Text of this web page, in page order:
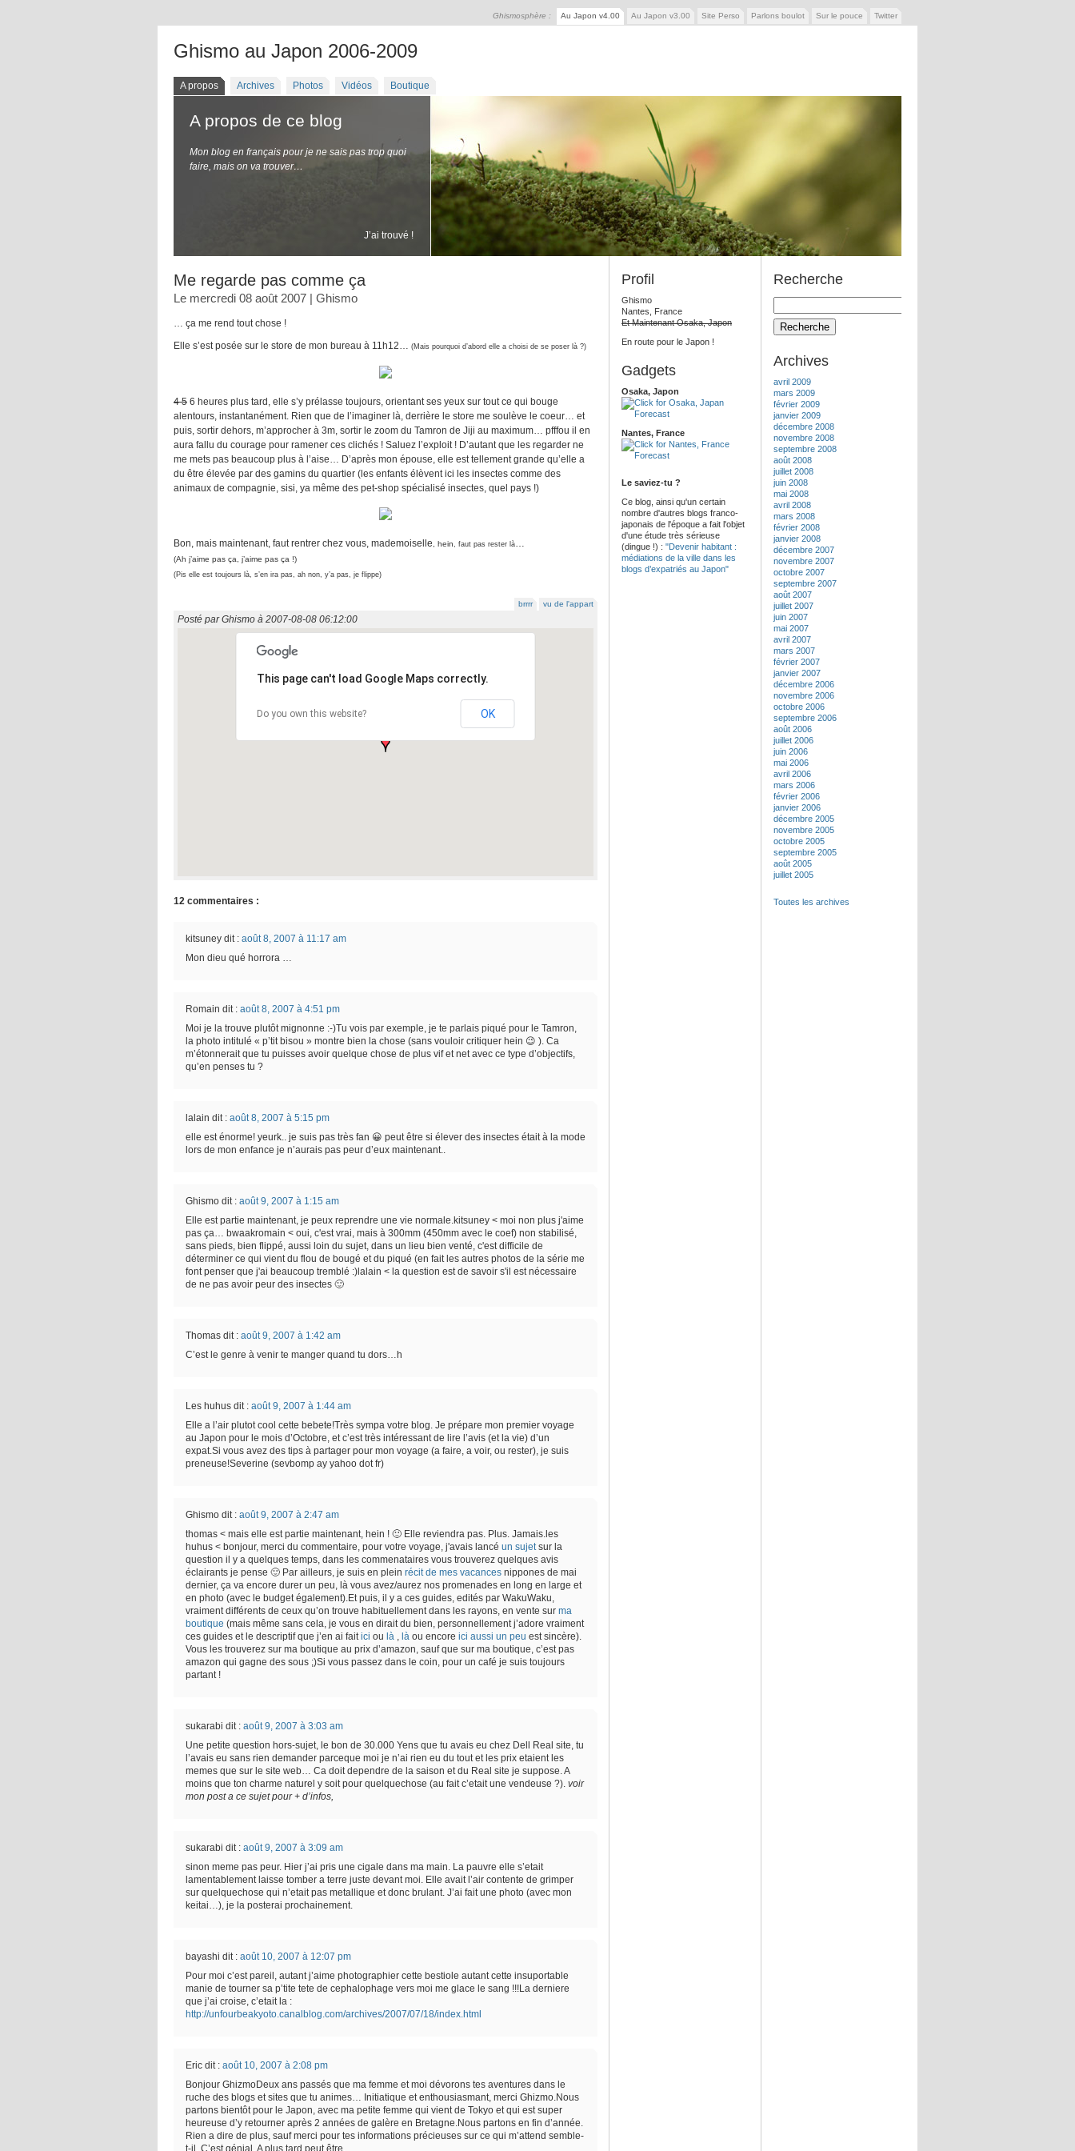
Ghismosphère : Au Japon v4.00 Au Japon v3.00 Site Perso Parlons boulot Sur le pouce Twitter
Ghismo au Japon 2006-2009
A propos Archives Photos Vidéos Boutique
A propos de ce blog
Mon blog en français pour je ne sais pas trop quoi
faire, mais on va trouver…
J’ai trouvé !
Me regarde pas comme ça
Le mercredi 08 août 2007 | Ghismo
… ça me rend tout chose !
Elle s’est posée sur le store de mon bureau à 11h12… (Mais pourquoi d’abord elle a choisi de se poser là ?)
4 5 6 heures plus tard, elle s’y prélasse toujours, orientant ses yeux sur tout ce qui bouge
alentours, instantanément. Rien que de l’imaginer là, derrière le store me soulève le coeur… et
puis, sortir dehors, m’approcher à 3m, sortir le zoom du Tamron de Jiji au maximum… pfffou il en
aura fallu du courage pour ramener ces clichés ! Saluez l’exploit ! D’autant que les regarder ne
me mets pas beaucoup plus à l’aise… D’après mon épouse, elle est tellement grande qu’elle a
du être élevée par des gamins du quartier (les enfants élèvent ici les insectes comme des
animaux de compagnie, sisi, ya même des pet-shop spécialisé insectes, quel pays !)
Bon, mais maintenant, faut rentrer chez vous, mademoiselle , hein, faut pas rester là…
(Ah j’aime pas ça, j’aime pas ça !)
(Pis elle est toujours là, s’en ira pas, ah non, y’a pas, je flippe)
brrrr vu de l'appart
Posté parGhismo à 2007-08-08 06:12:00
This page can't load Google Maps correctly.
Do you own this website? OK
12 commentaires :
kitsuney dit : août 8, 2007 à 11:17 am
Mon dieu qué horrora …
Romain dit : août 8, 2007 à 4:51 pm
Moi je la trouve plutôt mignonne :-)Tu vois par exemple, je te parlais piqué pour le Tamron,
la photo intitulé « p’tit bisou » montre bien la chose (sans vouloir critiquer hein 😉 ). Ca
m’étonnerait que tu puisses avoir quelque chose de plus vif et net avec ce type d’objectifs,
qu’en penses tu ?
lalain dit : août 8, 2007 à 5:15 pm
elle est énorme! yeurk.. je suis pas très fan 😀 peut être si élever des insectes était à la mode
lors de mon enfance je n’aurais pas peur d’eux maintenant..
Ghismo dit : août 9, 2007 à 1:15 am
Elle est partie maintenant, je peux reprendre une vie normale.kitsuney < moi non plus j'aime
pas ça… bwaakromain < oui, c'est vrai, mais à 300mm (450mm avec le coef) non stabilisé,
sans pieds, bien flippé, aussi loin du sujet, dans un lieu bien venté, c'est difficile de
déterminer ce qui vient du flou de bougé et du piqué (en fait les autres photos de la série me
font penser que j'ai beaucoup tremblé :)lalain < la question est de savoir s'il est nécessaire
de ne pas avoir peur des insectes 🙂
Thomas dit : août 9, 2007 à 1:42 am
C’est le genre à venir te manger quand tu dors…h
Les huhus dit : août 9, 2007 à 1:44 am
Elle a l’air plutot cool cette bebete!Très sympa votre blog. Je prépare mon premier voyage
au Japon pour le mois d’Octobre, et c’est très intéressant de lire l’avis (et la vie) d’un
expat.Si vous avez des tips à partager pour mon voyage (a faire, a voir, ou rester), je suis
preneuse!Severine (sevbomp ay yahoo dot fr)
Ghismo dit : août 9, 2007 à 2:47 am
thomas < mais elle est partie maintenant, hein ! 🙂 Elle reviendra pas. Plus. Jamais.les
huhus < bonjour, merci du commentaire, pour votre voyage, j'avais lancé un sujetsur la
question il y a quelques temps, dans les commenataires vous trouverez quelques avis
éclairants je pense 🙂 Par ailleurs, je suis en plein récit de mes vacances nippones de mai
dernier, ça va encore durer un peu, là vous avez/aurez nos promenades en long en large et
en photo (avec le budget également).Et puis, il y a ces guides, edités par WakuWaku,
vraiment différents de ceux qu’on trouve habituellement dans les rayons, en vente sur ma
boutique (mais même sans cela, je vous en dirait du bien, personnellement j’adore vraiment
ces guides et le descriptif que j’en ai faitici ou là , là ou encore ici aussi un peu est sincère).
Vous les trouverez sur ma boutique au prix d’amazon, sauf que sur ma boutique, c’est pas
amazon qui gagne des sous ;)Si vous passez dans le coin, pour un café je suis toujours
partant !
sukarabi dit : août 9, 2007 à 3:03 am
Une petite question hors-sujet, le bon de 30.000 Yens que tu avais eu chez Dell Real site, tu
l’avais eu sans rien demander parceque moi je n’ai rien eu du tout et les prix etaient les
memes que sur le site web… Ca doit dependre de la saison et du Real site je suppose. A
moins que ton charme naturel y soit pour quelquechose (au fait c’etait une vendeuse ?). voir
mon post a ce sujet pour + d’infos,
sukarabi dit : août 9, 2007 à 3:09 am
sinon meme pas peur. Hier j’ai pris une cigale dans ma main. La pauvre elle s’etait
lamentablement laisse tomber a terre juste devant moi. Elle avait l’air contente de grimper
sur quelquechose qui n’etait pas metallique et donc brulant. J’ai fait une photo (avec mon
keitai…), je la posterai prochainement.
bayashi dit : août 10, 2007 à 12:07 pm
Pour moi c’est pareil, autant j’aime photographier cette bestiole autant cette insuportable
manie de tourner sa p’tite tete de cephalophage vers moi me glace le sang !!!La derniere
que j’ai croise, c’etait la :
http://unfourbeakyoto.canalblog.com/archives/2007/07/18/index.html
Eric dit : août 10, 2007 à 2:08 pm
Bonjour GhizmoDeux ans passés que ma femme et moi dévorons tes aventures dans le
ruche des blogs et sites que tu animes… Initiatique et enthousiasmant, merci Ghizmo.Nous
partons bientôt pour le Japon, avec ma petite femme qui vient de Tokyo et qui est super
heureuse d’y retourner après 2 années de galère en Bretagne.Nous partons en fin d’année.
Rien a dire de plus, sauf merci pour tes informations précieuses sur ce qui m’attend semble-
t-il. C’est génial. A plus tard peut être.
Profil
Ghismo
Nantes, France
Et Maintenant Osaka, Japon
En route pour le Japon !
Gadgets
Osaka, Japon
Nantes, France
Le saviez-tu ?
Ce blog, ainsi qu'un certain
nombre d'autres blogs franco-
japonais de l'époque a fait l'objet
d'une étude très sérieuse
(dingue !) : "Devenir habitant :
médiations de la ville dans les
blogs d’expatriés au Japon"
Recherche
Recherche
pour:
Archives
avril 2009
mars 2009
février 2009
janvier 2009
décembre 2008
novembre 2008
septembre 2008
août 2008
juillet 2008
juin 2008
mai 2008
avril 2008
mars 2008
février 2008
janvier 2008
décembre 2007
novembre 2007
octobre 2007
septembre 2007
août 2007
juillet 2007
juin 2007
mai 2007
avril 2007
mars 2007
février 2007
janvier 2007
décembre 2006
novembre 2006
octobre 2006
septembre 2006
août 2006
juillet 2006
juin 2006
mai 2006
avril 2006
mars 2006
février 2006
janvier 2006
décembre 2005
novembre 2005
octobre 2005
septembre 2005
août 2005
juillet 2005
Toutes les archives